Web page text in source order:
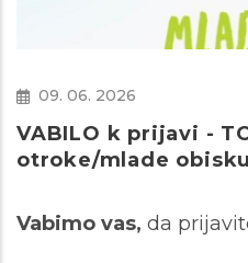
09. 06. 2026
VABILO k prijavi -
otroke/mlade
Vabimo vas, da